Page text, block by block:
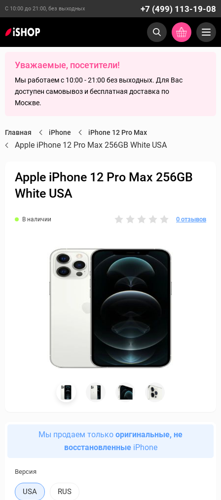
С 10:00 до 21:00, без выходных +7 (499) 113-19-08
Уважаемые, посетители!
Мы работаем с 10:00 - 21:00 без выходных. Для Вас
доступен самовывоз и бесплатная доставка по
Москве.
Главная iPhone iPhone 12 Pro Max
Apple iPhone 12 Pro Max 256GB White USA
Apple iPhone 12 Pro Max 256GB
White USA
В наличии 0 отзывов
Мы продаем только оригинальные, не
восстановленныеiPhone
Версия
USA RUS